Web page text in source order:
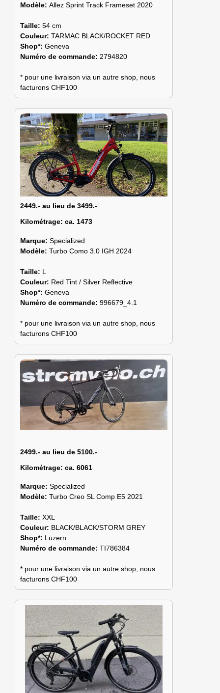
Modèle: Allez Sprint Track Frameset 2020
Taille: 54 cm
Couleur: TARMAC BLACK/ROCKET RED
Shop*: Geneva
Numéro de commande: 2794820
* pour une livraison via un autre shop, nous
facturons CHF100
2449.- au lieu de 3499.-
Kilométrage: ca. 1473
Marque: Specialized
Modèle: Turbo Como 3.0 IGH 2024
Taille: L
Couleur: Red Tint / Silver Reflective
Shop*: Geneva
Numéro de commande: 996679_4.1
* pour une livraison via un autre shop, nous
facturons CHF100
2499.- au lieu de 5100.-
Kilométrage: ca. 6061
Marque: Specialized
Modèle: Turbo Creo SL Comp E5 2021
Taille: XXL
Couleur: BLACK/BLACK/STORM GREY
Shop*: Luzern
Numéro de commande: TI786384
* pour une livraison via un autre shop, nous
facturons CHF100